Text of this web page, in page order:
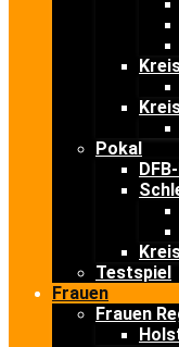
Pokal
Testspiel
Frauen
Frauen